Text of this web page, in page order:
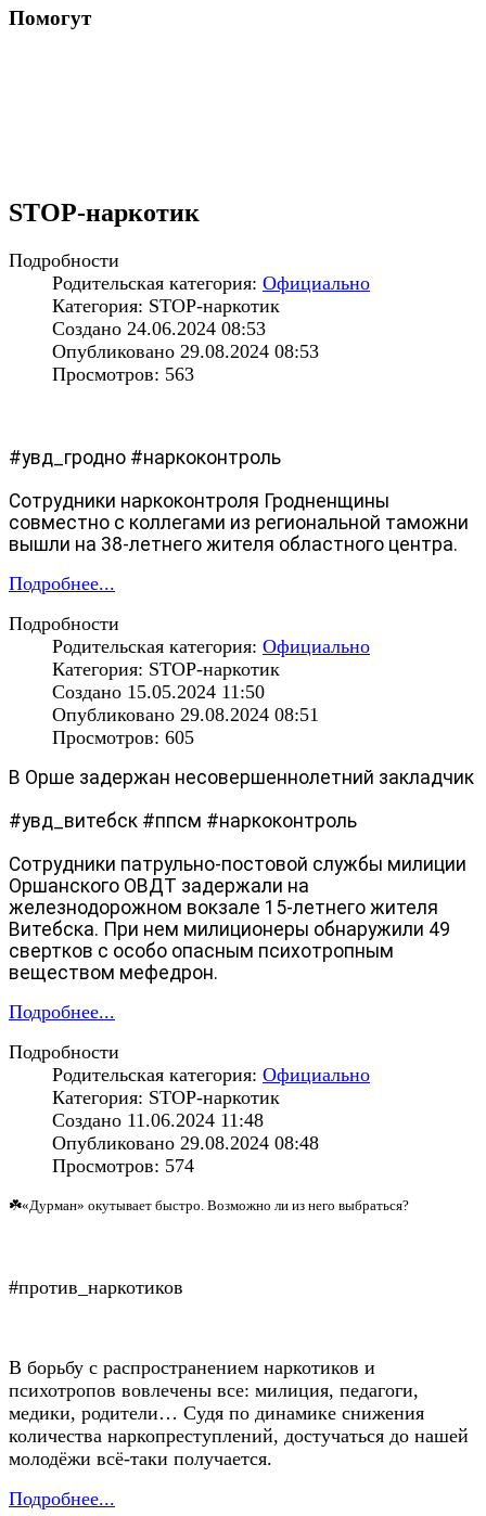
Помогут
STOP-наркотик
Подробности
Родительская категория: Официально
Категория: STOP-наркотик
Создано 24.06.2024 08:53
Опубликовано 29.08.2024 08:53
Просмотров: 563
#увд_гродно #наркоконтроль
Сотрудники наркоконтроля Гродненщины
совместно с коллегами из региональной таможни
вышли на 38-летнего жителя областного центра.
Подробнее...
Подробности
Родительская категория: Официально
Категория: STOP-наркотик
Создано 15.05.2024 11:50
Опубликовано 29.08.2024 08:51
Просмотров: 605
В Орше задержан несовершеннолетний закладчик
#увд_витебск #ппсм #наркоконтроль
Сотрудники патрульно-постовой службы милиции
Оршанского ОВДТ задержали на
железнодорожном вокзале 15-летнего жителя
Витебска. При нем милиционеры обнаружили 49
свертков с особо опасным психотропным
веществом мефедрон.
Подробнее...
Подробности
Родительская категория: Официально
Категория: STOP-наркотик
Создано 11.06.2024 11:48
Опубликовано 29.08.2024 08:48
Просмотров: 574
☘️«Дурман» окутывает быстро. Возможно ли из него выбраться?
#против_наркотиков
В борьбу с распространением наркотиков и
психотропов вовлечены все: милиция, педагоги,
медики, родители… Судя по динамике снижения
количества наркопреступлений, достучаться до нашей
молодёжи всё-таки получается.
Подробнее...